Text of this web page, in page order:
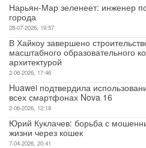
Нарьян-Мар зеленеет: инженер
города
28-07-2026, 19:57
В Хайкоу завершено
масштабного образовательного
архитектурой
2-06-2026, 17:46
Huawei подтвердила
всех смартфонах Nova 16
2-06-2026, 12:18
Юрий Куклачев: борьба с
жизни через кошек
7-04-2026, 20:41